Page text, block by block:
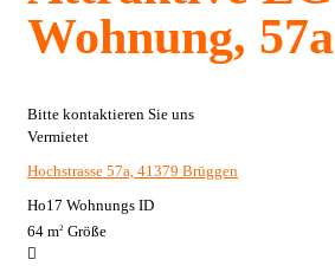
Wohnung, 57a
Bitte kontaktieren Sie uns
Vermietet
Hochstrasse 57a, 41379 Brüggen
Ho17 Wohnungs ID
64 m2 Größe